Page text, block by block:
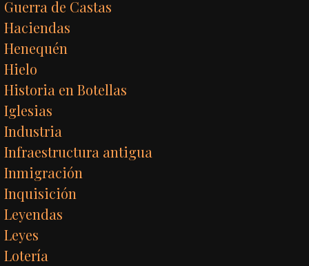
Guerra de Castas
Haciendas
Henequén
Hielo
Historia en Botellas
Iglesias
Industria
Infraestructura antigua
Inmigración
Inquisición
Leyendas
Leyes
Lotería